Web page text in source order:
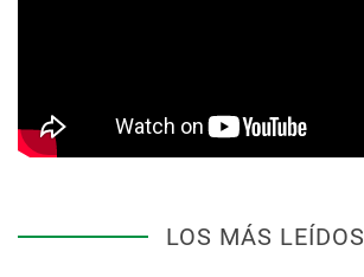
LOS MÁS LEÍDOS